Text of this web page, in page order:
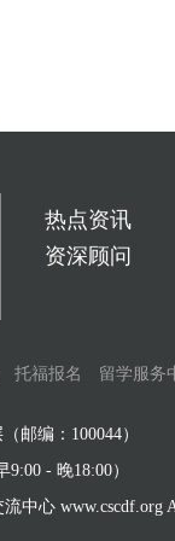
热点资讯
资深顾问
托福报名 留学服务
邮编：100044）
- 晚18:00）
中心 www.cscdf.org